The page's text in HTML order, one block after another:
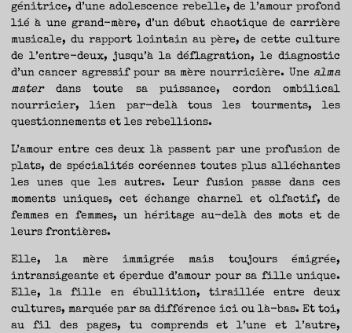
génitrice, d’une adolescence rebelle, de l’amour profond
lié à une grand-mère, d’un début chaotique de carrière
musicale, du rapport lointain au père, de cette culture
de l’entre-deux, jusqu’à la déflagration, le diagnostic
d’un cancer agressif pour sa mère nourricière. Une alma
mater dans toute sa puissance, cordon ombilical
nourricier, lien par-delà tous les tourments, les
questionnements et les rebellions.
L’amour entre ces deux là passent par une profusion de
plats, de spécialités coréennes toutes plus alléchantes
les unes que les autres. Leur fusion passe dans ces
moments uniques, cet échange charnel et olfactif, de
femmes en femmes, un héritage au-delà des mots et de
leurs frontières.
Elle, la mère immigrée mais toujours émigrée,
intransigeante et éperdue d’amour pour sa fille unique.
Elle, la fille en ébullition, tiraillée entre deux
cultures, marquée par sa différence ici ou là-bas. Et toi,
au fil des pages, tu comprends et l’une et l’autre,